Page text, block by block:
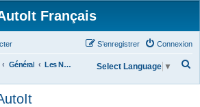
Français
Connexion
S’enregistrer
Général Les Nouvelles d'AutoIt Select Language ▼